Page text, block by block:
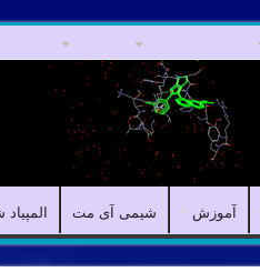
آموزش شیمی آی مت